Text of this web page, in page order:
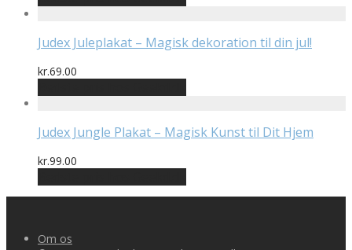
Judex Juleplakat – Magisk dekoration til din jul!
kr.69.00
Judex Jungle Plakat – Magisk Kunst til Dit Hjem
kr.99.00
Om os